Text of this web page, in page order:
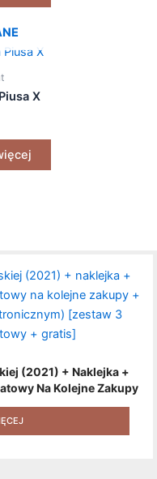
X
(2021) + Naklejka +
Na Kolejne Zakupy
[zestaw 3
+ Gratis]